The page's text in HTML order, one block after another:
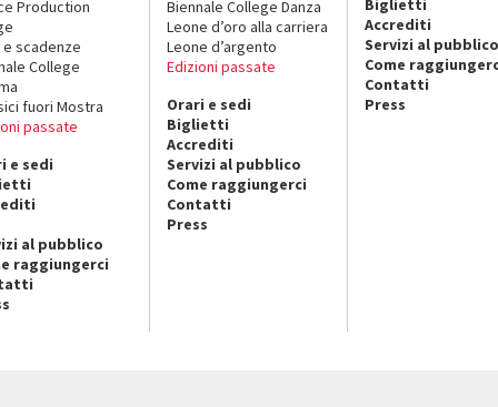
Production
e scadenze
College
fuori Mostra
passate
e sedi
al pubblico
raggiungerci
Biennale College Danza
Leone d’oro alla carriera
Leone d’argento
Edizioni passate
Orari e sedi
Biglietti
Accrediti
Servizi al pubblico
Come raggiungerci
Contatti
Press
Accrediti
Servizi al pubblico
Come
Contatti
Press